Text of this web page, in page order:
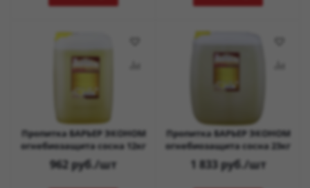
Пропитка БАРЬЕР ЭКОНОМ
огнебиозащита сосна 12кг
962 руб./шт
Пропитка БАРЬЕР ЭКОНОМ
огнебиозащита сосна 23кг
1 833 руб./шт